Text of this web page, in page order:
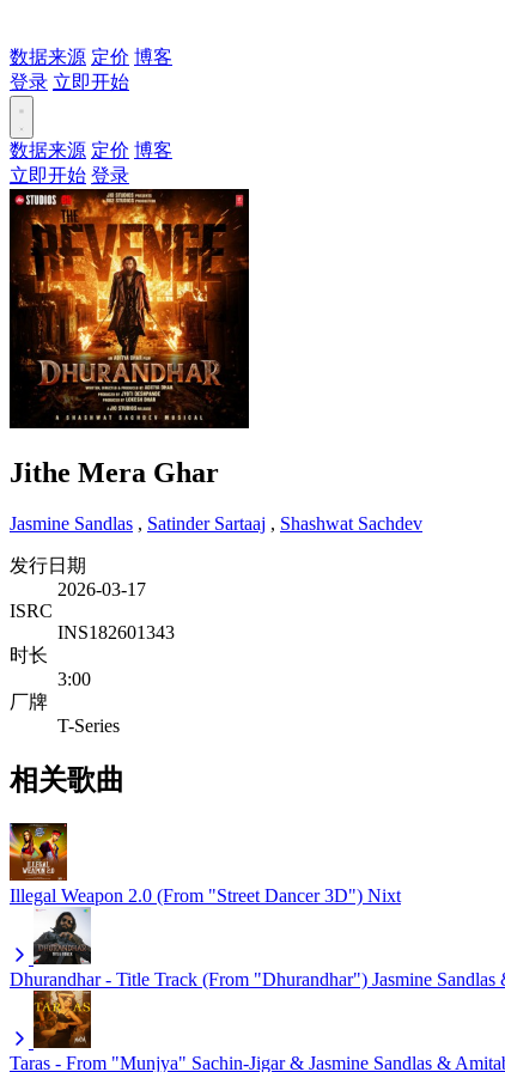
数据来源 定价 博客
登录 立即开始
数据来源 定价 博客
立即开始 登录
Jithe Mera Ghar
Jasmine Sandlas , Satinder Sartaaj , Shashwat Sachdev
发行日期
2026-03-17
ISRC
INS182601343
时长
3:00
厂牌
T-Series
相关歌曲
Illegal Weapon 2.0 (From "Street Dancer 3D") Nixt
Dhurandhar - Title Track (From "Dhurandhar") Jasmine
Taras - From "Munjya" Sachin-Jigar & Jasmine Sandlas &